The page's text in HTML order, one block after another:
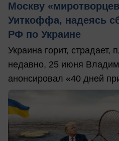
Москву
Уиткоффа, надеясь
РФ по Украине
Украина горит, страдает,
недавно, 25 июня
анонсировал «40 дней